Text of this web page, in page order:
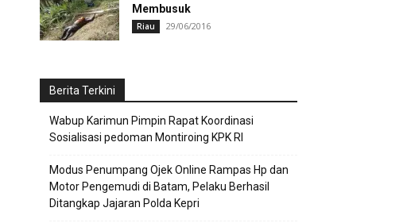
Membusuk
Riau 29/06/2016
Berita Terkini
Wabup Karimun Pimpin Rapat Koordinasi
Sosialisasi pedoman Montiroing KPK RI
Modus Penumpang Ojek Online Rampas Hp dan
Motor Pengemudi di Batam, Pelaku Berhasil
Ditangkap Jajaran Polda Kepri